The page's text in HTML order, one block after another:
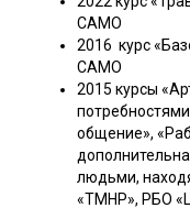
С какими
Формат работы
семьи
сообщества
поддержка
вопросы и
хотите